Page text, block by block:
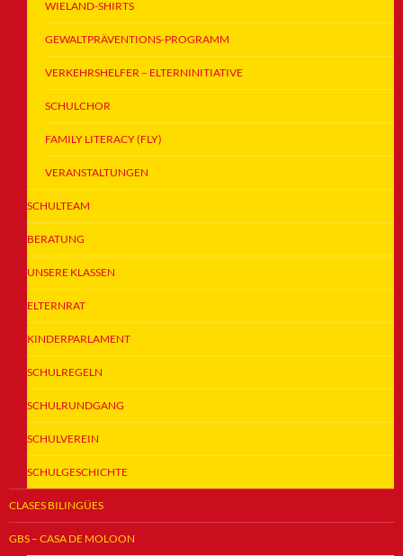
WIELAND-SHIRTS
GEWALTPRÄVENTIONS-PROGRAMM
VERKEHRSHELFER – ELTERNINITIATIVE
SCHULCHOR
FAMILY LITERACY (FLY)
VERANSTALTUNGEN
SCHULTEAM
BERATUNG
UNSERE KLASSEN
ELTERNRAT
KINDERPARLAMENT
SCHULREGELN
SCHULRUNDGANG
SCHULVEREIN
SCHULGESCHICHTE
CLASES BILINGÜES
GBS – CASA DE MOLOON